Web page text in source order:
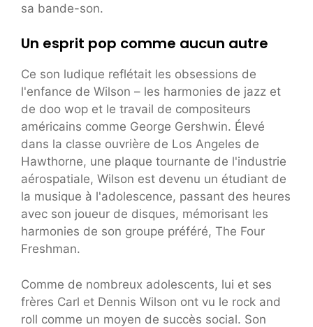
sa bande-son.
Un esprit pop comme aucun autre
Ce son ludique reflétait les obsessions de
l'enfance de Wilson – les harmonies de jazz et
de doo wop et le travail de compositeurs
américains comme George Gershwin. Élevé
dans la classe ouvrière de Los Angeles de
Hawthorne, une plaque tournante de l'industrie
aérospatiale, Wilson est devenu un étudiant de
la musique à l'adolescence, passant des heures
avec son joueur de disques, mémorisant les
harmonies de son groupe préféré, The Four
Freshman.
Comme de nombreux adolescents, lui et ses
frères Carl et Dennis Wilson ont vu le rock and
roll comme un moyen de succès social. Son